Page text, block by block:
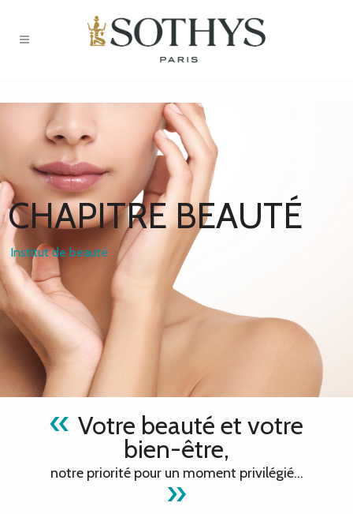
CHAPITREBEAUTÉ
Institut de beauté
« Votre beauté et votre
bien-être,
notre priorité pour un moment privilégié…
»